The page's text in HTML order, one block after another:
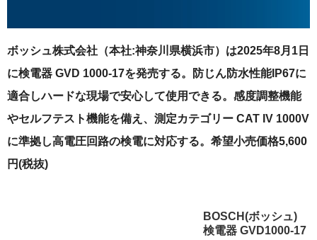
ボッシュ株式会社（本社:神奈川県横浜市）は2025年8月1日
に検電器 GVD 1000-17を発売する。防じん防水性能IP67に
適合しハードな現場で安心して使用できる。感度調整機能
やセルフテスト機能を備え、測定カテゴリー CAT IV 1000V
に準拠し高電圧回路の検電に対応する。希望小売価格5,600
円(税抜)
BOSCH(ボッシュ)
検電器 GVD1000-17